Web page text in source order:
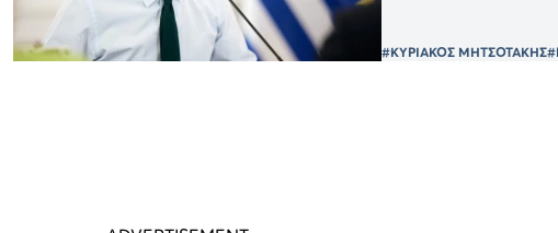
#ΚΥΡΙΑΚΟΣ ΜΗΤΣΟΤΑΚΗΣ